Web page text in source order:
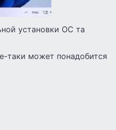
установки ОС та
таки может понадобится